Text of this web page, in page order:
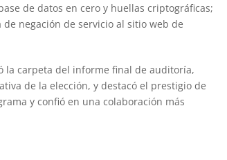
de datos en cero y huellas criptográficas;
negación de servicio al sitio web de
la carpeta del informe final de auditoría,
de la elección, y destacó el prestigio de
y confió en una colaboración más